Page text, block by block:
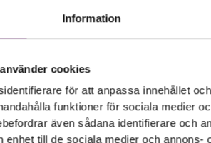
Information
cookies
för att anpassa innehållet
funktioner för sociala medier
även sådana identifierare och
enhet till de sociala medier och annons-
>Huawei P20 Lite
från din enheten istället
ett alternativ ifall man vill